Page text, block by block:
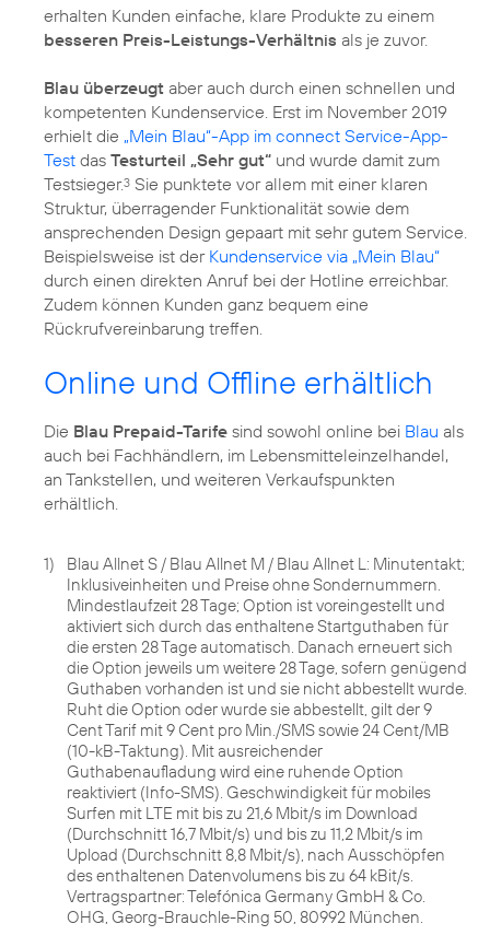
erhalten Kunden einfache, klare Produkte zu einem
besseren Preis-Leistungs-Verhältnis als je zuvor.
Blau überzeugt aber auch durch einen schnellen und
kompetenten Kundenservice. Erst im November 2019
erhielt die „Mein Blau“-App im connect Service-App-
Test das Testurteil „Sehr gut“ und wurde damit zum
Testsieger.3 Sie punktete vor allem mit einer klaren
Struktur, überragender Funktionalität sowie dem
ansprechenden Design gepaart mit sehr gutem Service.
Beispielsweise ist der Kundenservice via „Mein Blau“
durch einen direkten Anruf bei der Hotline erreichbar.
Zudem können Kunden ganz bequem eine
Rückrufvereinbarung treffen.
Online und Offline erhältlich
Die Blau Prepaid-Tarife sind sowohl online bei Blau als
auch bei Fachhändlern, im Lebensmitteleinzelhandel,
an Tankstellen, und weiteren Verkaufspunkten
erhältlich.
1)
Blau Allnet S / Blau Allnet M / Blau Allnet L: Minutentakt;
Inklusiveinheiten und Preise ohne Sondernummern.
Mindestlaufzeit 28 Tage; Option ist voreingestellt und
aktiviert sich durch das enthaltene Startguthaben für
die ersten 28 Tage automatisch. Danach erneuert sich
die Option jeweils um weitere 28 Tage, sofern genügend
Guthaben vorhanden ist und sie nicht abbestellt wurde.
Ruht die Option oder wurde sie abbestellt, gilt der 9
Cent Tarif mit 9 Cent pro Min./SMS sowie 24 Cent/MB
(10-kB-Taktung). Mit ausreichender
Guthabenaufladung wird eine ruhende Option
reaktiviert (Info-SMS). Geschwindigkeit für mobiles
Surfen mit LTE mit bis zu 21,6 Mbit/s im Download
(Durchschnitt 16,7 Mbit/s) und bis zu 11,2 Mbit/s im
Upload (Durchschnitt 8,8 Mbit/s), nach Ausschöpfen
des enthaltenen Datenvolumens bis zu 64 kBit/s.
Vertragspartner: Telefónica Germany GmbH & Co.
OHG, Georg-Brauchle-Ring 50, 80992 München.